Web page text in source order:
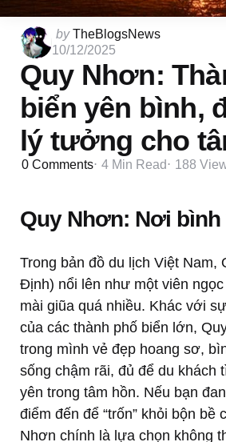
Posted
by
by TheBlogsNews
10/12/2025
Quy Nhơn:
biển yên bình,
lý tưởng cho
0 Comments 4 Min Read 188
Quy Nhơn: Nơi bình
Trong bản đồ du lịch Việt Nam,
Định) nổi lên như một viên
mài giũa quá nhiều. Khác với
của các thành phố biển lớn,
trong mình vẻ đẹp hoang sơ,
sống chậm rãi, đủ để du khách
yên trong tâm hồn. Nếu bạn
điểm đến để “trốn” khỏi bộn bề
Nhơn chính là lựa chọn không